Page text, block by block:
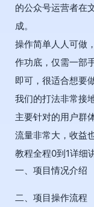
的公众号运营者在
成。
操作简单人人可做
作功底，仅需一部
即可，很适合想要
我们的打法非常接
主要针对的用户群
流量非常大，收益
教程全程0到1详细
一、项目情况介绍
二、项目操作流程